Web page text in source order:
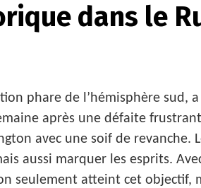
dans le
phare de l’hémisphère sud,
après une défaite
avec une soif de revanche.
aussi marquer les esprits.
seulement atteint cet objectif,